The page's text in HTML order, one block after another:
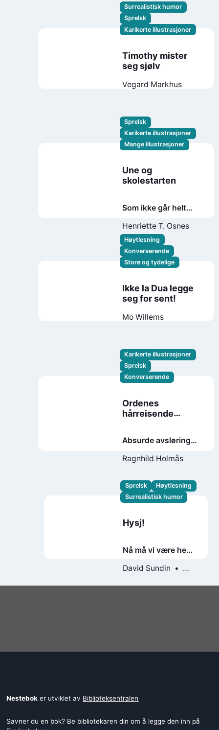
Surrealistisk humor
Sprelsk
Karikerte illustrasjoner
Timothy mister
seg sjølv
Vegard Markhus
Sprelsk
Karikerte illustrasjoner
Mange illustrasjoner
Une og
skolestarten
Som ikke går helt
store doser uhell,
alvorlige
sykkelproblemer og
et enormt dyr som
på land
Henriette T. Osnes
Høytlesning
Konverserende
Store og tydelige
Ikke la Dua legge
seg for sent!
Mo Willems
Karikerte illustrasjoner
Sprelsk
Konverserende
Ordenes
hårreisende
Absurde avsløringer
spinnville liv
Ragnhild Holmås
Sprelsk
Høytlesning
Surrealistisk humor
Hysj!
Nå må vi være helt
David Sundin
Nestebok er utviklet av Biblioteksentralen
Savner du en bok? Be bibliotekaren din om å legge den inn på